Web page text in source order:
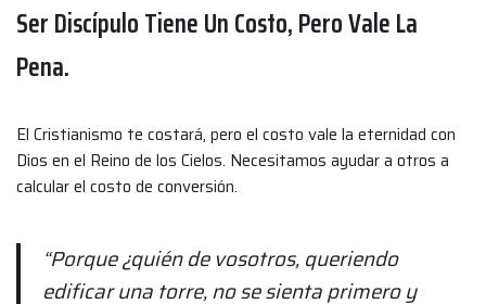
Ser Discípulo Tiene Un Costo, Pero Vale La
Pena.
El Cristianismo te costará, pero el costo vale la eternidad con
Dios en el Reino de los Cielos. Necesitamos ayudar a otros a
calcular el costo de conversión.
“Porque ¿quién de vosotros, queriendo
edificar una torre, no se sienta primero y